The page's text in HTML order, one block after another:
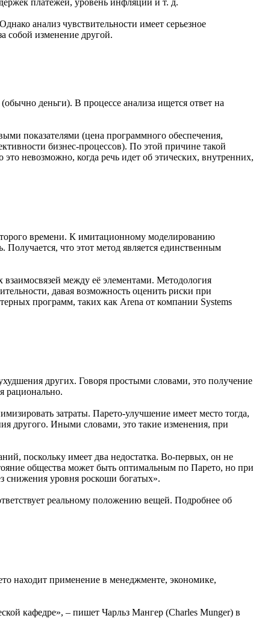
анализ чувствительности имеет серьезное
собой изменение другой.
деньги). В процессе анализа ищется ответ на
показателями (цена программного обеспечения,
бизнес-процессов). По этой причине такой
невозможно, когда речь идет об этических, внутренних,
времени. К имитационному моделированию
что этот метод является единственным
между её элементами. Методология
давая возможность оценить риски при
программ, таких как Arena от компании Systems
других. Говоря простыми словами, это получение
рационально.
затраты. Парето-улучшение имеет место тогда,
другого. Иными словами, это такие изменения, при
поскольку имеет два недостатка. Во-первых, он не
общества может быть оптимальным по Парето, но при
снижения уровня роскоши богатых».
реальному положению вещей. Подробнее об
находит применение в менеджменте, экономике,
кафедре», – пишет Чарльз Мангер (Charles Munger) в